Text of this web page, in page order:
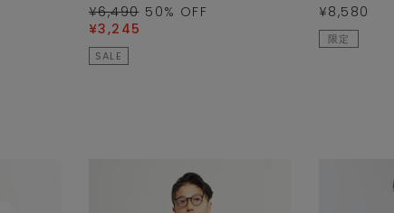
¥6,490 50% OFF
¥3,245
SALE
¥8,580
限定